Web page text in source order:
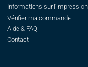
Informations sur l'impression
Vérifier ma commande
Aide & FAQ
Contact